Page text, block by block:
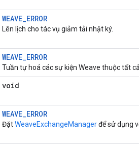
WEAVE_ERROR
Lên lịch cho tác vụ giảm tải nhật ký.
WEAVE_ERROR
Tuần tự hoá các sự kiện Weave thuộc tất
void
WEAVE_ERROR
ĐặtWeaveExchangeManagerđể sử dụng